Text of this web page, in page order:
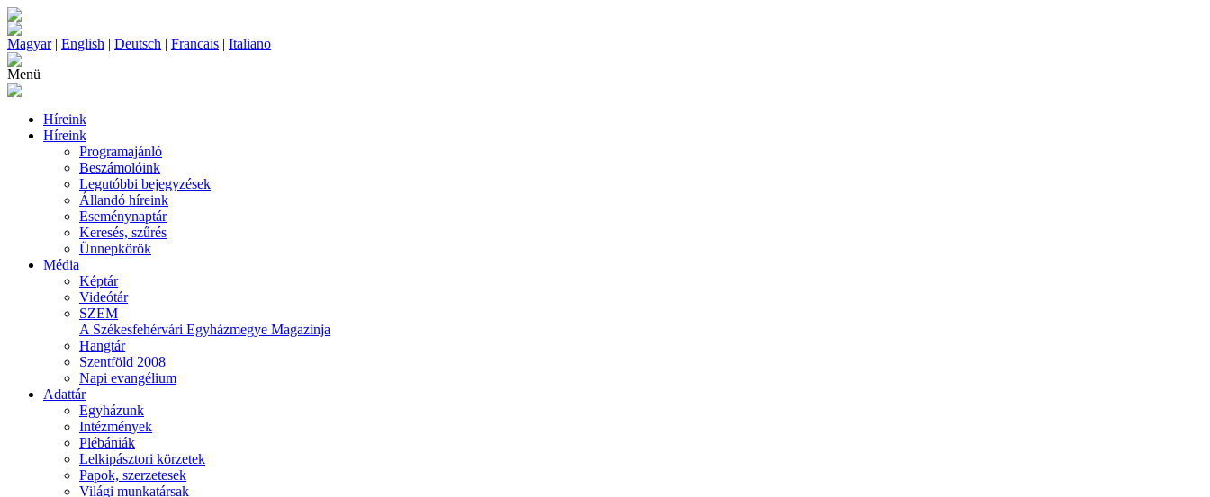
Magyar| English | Deutsch | Francais | Italiano
Menü
Híreink
Híreink
Programajánló
Beszámolóink
Legutóbbi bejegyzések
Állandó híreink
Eseménynaptár
Keresés, szűrés
Ünnepkörök
Média
Képtár
Videótár
SZEM
A Székesfehérvári Egyházmegye Magazinja
Hangtár
Szentföld 2008
Napi evangélium
Adattár
Egyházunk
Intézmények
Plébániák
Lelkipásztori körzetek
Papok, szerzetesek
Világi munkatársak